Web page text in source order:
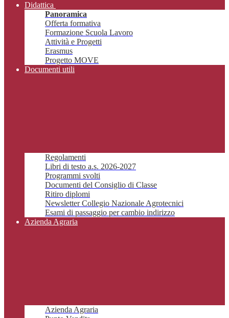
Didattica
Panoramica
Offerta formativa
Formazione Scuola Lavoro
Attività e Progetti
Erasmus
Progetto MOVE
Documenti utili
Regolamenti
Libri di testo a.s. 2026-2027
Programmi svolti
Documenti del Consiglio di Classe
Ritiro diplomi
Newsletter Collegio Nazionale Agrotecnici
Esami di passaggio per cambio indirizzo
Azienda Agraria
Azienda Agraria